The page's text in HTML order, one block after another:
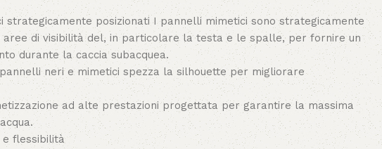
strategicamente posizionati I pannelli mimetici sono strategicamente
aree di visibilità del, in particolare la testa e le spalle, per fornire un
durante la caccia subacquea.
neri e mimetici spezza la silhouette per migliorare
ad alte prestazioni progettata per garantire la massima
flessibilità